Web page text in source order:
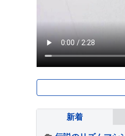
新着